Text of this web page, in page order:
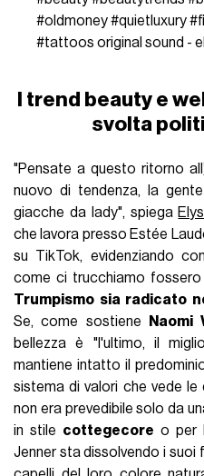
#oldmoney#quietluxury
#tattoos original sound -
I trend beauty e
svolta
"Pensate a questo ritorno all’
nuovo di tendenza, la
giacche da lady", spiega
che lavora presso Estée
su TikTok, evidenziando
come ci trucchiamo
Trumpismo sia radicato
Se, come sostiene
Naomi
bellezza è "l'ultimo, il
mantiene intatto il
sistema di valori che vede le
non era prevedibile solo da
in stile cottegecore o per
Jenner sta dissolvendo i suoi